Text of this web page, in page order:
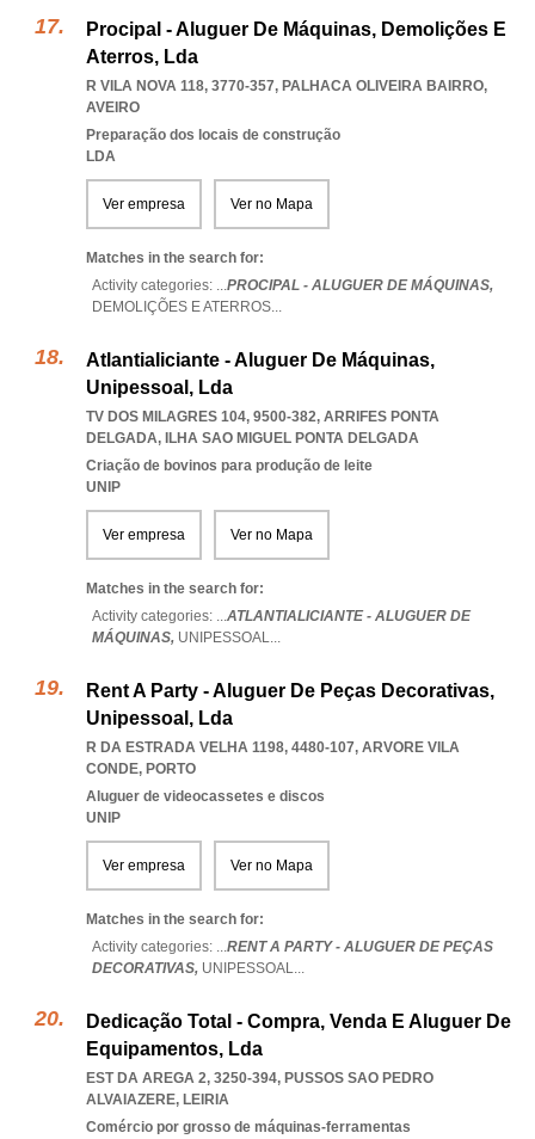
Procipal - Aluguer De Máquinas, Demolições E
Aterros, Lda
R VILA NOVA 118, 3770-357, PALHACA OLIVEIRA BAIRRO,
AVEIRO
Preparação dos locais de construção
LDA
Ver empresa Ver no Mapa
Matches in the search for:
Activity categories: ...PROCIPAL - ALUGUER DE MÁQUINAS,
DEMOLIÇÕES E ATERROS...
Atlantialiciante - Aluguer De Máquinas,
Unipessoal, Lda
TV DOS MILAGRES 104, 9500-382, ARRIFES PONTA
DELGADA, ILHA SAO MIGUEL PONTA DELGADA
Criação de bovinos para produção de leite
UNIP
Ver empresa Ver no Mapa
Matches in the search for:
Activity categories: ...ATLANTIALICIANTE - ALUGUER DE
MÁQUINAS, UNIPESSOAL...
Rent A Party - Aluguer De Peças Decorativas,
Unipessoal, Lda
R DA ESTRADA VELHA 1198, 4480-107, ARVORE VILA
CONDE, PORTO
Aluguer de videocassetes e discos
UNIP
Ver empresa Ver no Mapa
Matches in the search for:
Activity categories: ...RENT A PARTY - ALUGUER DE PEÇAS
DECORATIVAS, UNIPESSOAL...
Dedicação Total - Compra, Venda E Aluguer De
Equipamentos, Lda
EST DA AREGA 2, 3250-394, PUSSOS SAO PEDRO
ALVAIAZERE, LEIRIA
Comércio por grosso de máquinas-ferramentas